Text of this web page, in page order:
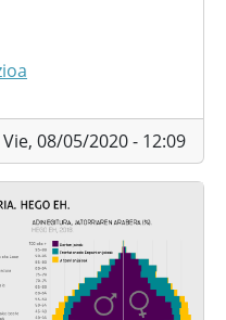
Vie, 08/05/2020 - 12:09